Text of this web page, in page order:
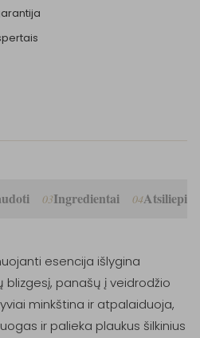
03Ingredientai 04
esencija išlygina
blizgesį, panašų į veidrodžio
minkština ir atpalaiduoja,
ir palieka plaukus šilkinius